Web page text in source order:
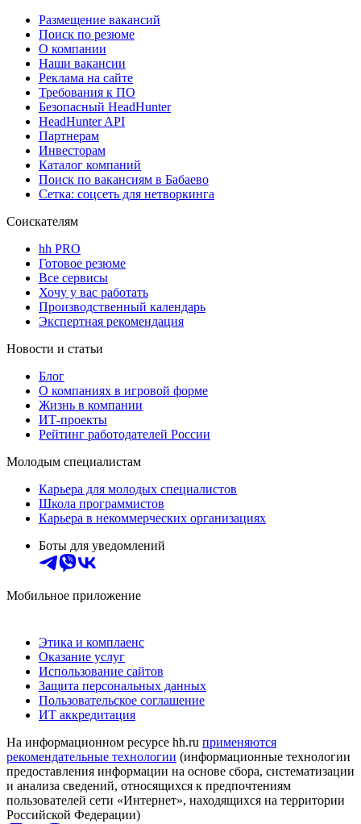
Размещение вакансий
Поиск по резюме
О компании
Наши вакансии
Реклама на сайте
Требования к ПО
Безопасный HeadHunter
HeadHunter API
Партнерам
Инвесторам
Каталог компаний
Поиск по вакансиям в Бабаево
Сетка: соцсеть для нетворкинга
Соискателям
hh PRO
Готовое резюме
Все сервисы
Хочу у вас работать
Производственный календарь
Экспертная рекомендация
Новости и статьи
Блог
О компаниях в игровой форме
Жизнь в компании
ИТ-проекты
Рейтинг работодателей России
Молодым специалистам
Карьера для молодых специалистов
Школа программистов
Карьера в некоммерческих организациях
Боты для уведомлений
Мобильное приложение
Этика и комплаенс
Оказание услуг
Использование сайтов
Защита персональных данных
Пользовательское соглашение
ИТ аккредитация
На информационном ресурсе hh.ru применяются
рекомендательные технологии (информационные технологии
предоставления информации на основе сбора, систематизации
и анализа сведений, относящихся к предпочтениям
пользователей сети «Интернет», находящихся на территории
Российской Федерации)